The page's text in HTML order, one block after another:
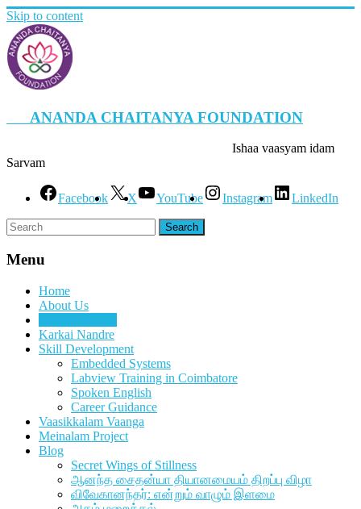
Skip to content
ANANDA CHAITANYA FOUNDATION
Ishaa vaasyam idam
Sarvam
Facebook X YouTube Instagram LinkedIn
Menu
Home
About Us
Karkai Nandre
Skill Development
Embedded Systems
Labview Training in Coimbatore
Spoken English
Career Guidance
Vaasikkalam Vaanga
Meinalam Project
Blog
Secret Wings of Stillness
ஆனந்த சைதன்யா தியானமையம் திறப்பு விழா
விவேகானந்தர்: என்றும் வாழும் இளமை